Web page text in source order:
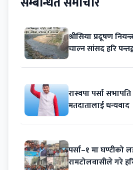
श्रीसिया प्रदूषण
चाल्न सांसद हरि
रास्वपा पर्सा
मतदातालाई धन्यवाद
पर्सा–१ मा घण्टीको
रामटोलवासीले गरे